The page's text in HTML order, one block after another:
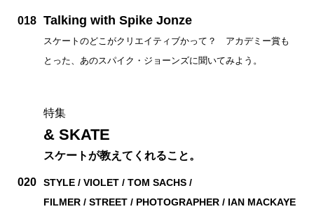
018 Talking with Spike Jonze
スケートのどこがクリエイティブかって？ アカデミー賞も
とった、あのスパイク・ジョーンズに聞いてみよう。
特集
& SKATE
スケートが教えてくれること。
020
STYLE / VIOLET / TOM SACHS /
FILMER / STREET / PHOTOGRAPHER / IAN MACKAYE